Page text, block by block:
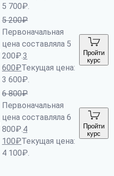
5 700₽.
5 200₽
Первоначальная
цена составляла 5
200₽.3
600₽Текущая цена:
3 600₽.
Пройти
курс
6 800₽
Первоначальная
цена составляла 6
800₽.4
100₽Текущая цена:
4 100₽.
Пройти
курс